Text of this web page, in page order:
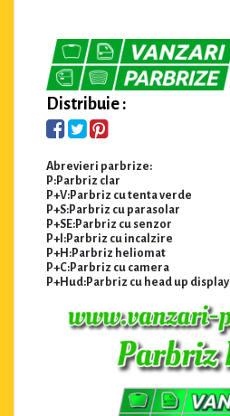
Distribuie :
Abrevieri parbrize:
P:Parbriz clar
P+V:Parbriz cu tenta verde
P+S:Parbriz cu parasolar
P+SE:Parbriz cu senzor
P+I:Parbriz cu incalzire
P+H:Parbriz heliomat
P+C:Parbriz cu camera
P+Hud:Parbriz cu head up display